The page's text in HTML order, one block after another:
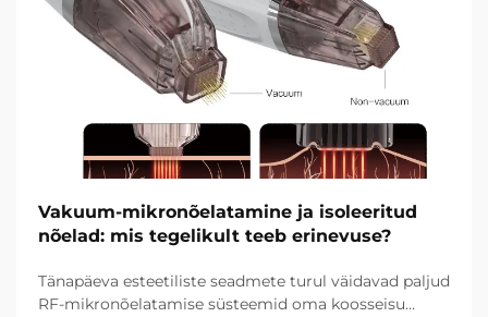
Vakuum-mikronõelatamine ja isoleeritud
nõelad: mis tegelikult teeb erinevuse?
Tänapäeva esteetiliste seadmete turul väidavad paljud
RF-mikronõelatamise süsteemid oma koosseisu